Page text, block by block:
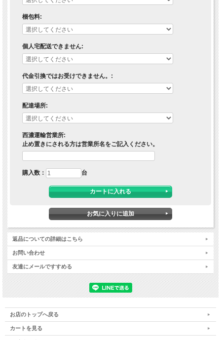
梱包料:
個人宅配送できません:
代金引換ではお受けできません。:
配達場所:
西濃運輸営業所:
止め置きにされる方は営業所名をご記入ください。
購入数： 台
返品についての詳細はこちら
お問い合わせ
友達にメールですすめる
お店のトップへ戻る
カートを見る